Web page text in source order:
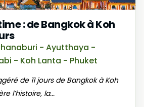
: de Bangkok à Koh
- Ayutthaya -
- Koh Lanta - Phuket
de 11 jours de Bangkok à Koh
l’histoire, la...